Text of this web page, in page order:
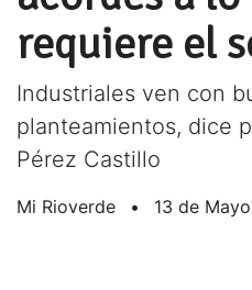
requiere el
Industriales ven con
planteamientos, dice
Pérez Castillo
Mi Rioverde • 13 de